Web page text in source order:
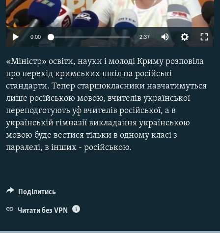
ВІДЕОУРОКИ «ELIFBE»
СВІДЧЕННЯ ОКУПАЦІЇ
УКРАЇНСЬКА ПРОБЛЕМА КРИМУ
ІНФОГРАФІКА
Русский
Qırımtatar
ДОЛУЧАЙСЯ!
Усі сайти RFE/RL
0:00 2:37
«Міністр» освіти, науки і молоді Криму розповіла
про перехід кримських шкіл на російські
стандарти. Тепер старшокласники навчатимуться
лише російською мовою, вчителів української
переподготують уф вчителів російської, а в
українській гімназії викладання українською
мовою буде вестися тільки в одному класі з
паралелі, в інших - російською.
Поділитись
Читати без VPN